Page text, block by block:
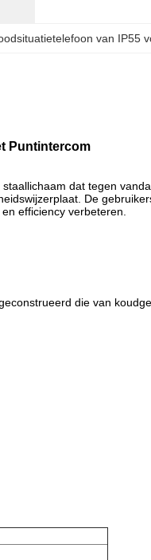
van IP55
Puntintercom
dat tegen
De
efficiency verbeteren.
die van